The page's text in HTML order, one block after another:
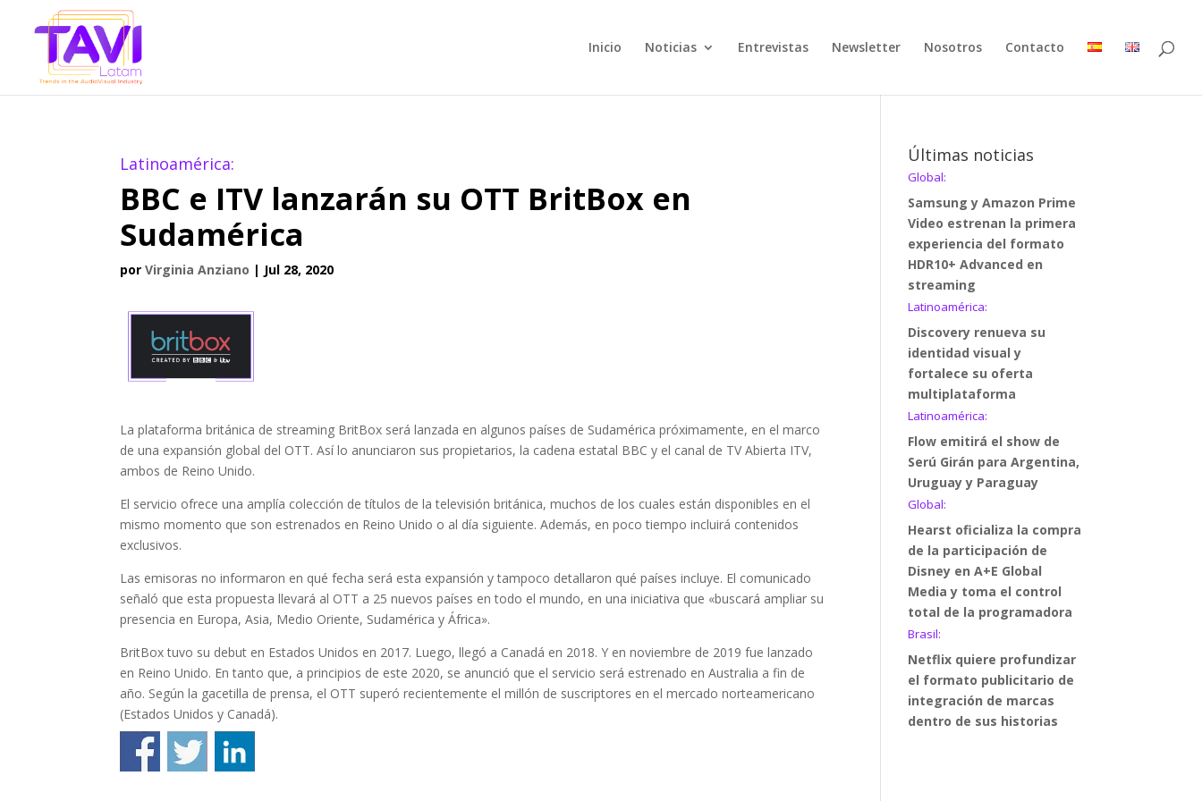
Inicio Noticias Entrevistas Newsletter Nosotros Contacto
Latinoamérica:
BBC e ITV lanzarán su OTT BritBox en
Sudamérica
porVirginia Anziano | Jul 28, 2020
La plataforma británica de streaming BritBox será lanzada en algunos países de Sudamérica próximamente, en el marco
de una expansión global del OTT. Así lo anunciaron sus propietarios, la cadena estatal BBC y el canal de TV Abierta ITV,
ambos de Reino Unido.
El servicio ofrece una amplía colección de títulos de la televisión británica, muchos de los cuales están disponibles en el
mismo momento que son estrenados en Reino Unido o al día siguiente. Además, en poco tiempo incluirá contenidos
exclusivos.
Las emisoras no informaron en qué fecha será esta expansión y tampoco detallaron qué países incluye. El comunicado
señaló que esta propuesta llevará al OTT a 25 nuevos países en todo el mundo, en una iniciativa que «buscará ampliar su
presencia en Europa, Asia, Medio Oriente, Sudamérica y África».
BritBox tuvo su debut en Estados Unidos en 2017. Luego, llegó a Canadá en 2018. Y en noviembre de 2019 fue lanzado
en Reino Unido. En tanto que, a principios de este 2020, se anunció que el servicio será estrenado en Australia a fin de
año. Según la gacetilla de prensa, el OTT superó recientemente el millón de suscriptores en el mercado norteamericano
(Estados Unidos y Canadá).
Últimas noticias
Global:
Samsung y Amazon Prime
Video estrenan la primera
experiencia del formato
HDR10+ Advanced en
streaming
Latinoamérica:
Discovery renueva su
identidad visual y
fortalece su oferta
multiplataforma
Latinoamérica:
Flow emitirá el show de
Serú Girán para Argentina,
Uruguay y Paraguay
Global:
Hearst oficializa la compra
de la participación de
Disney en A+E Global
Media y toma el control
total de la programadora
Brasil:
Netflix quiere profundizar
el formato publicitario de
integración de marcas
dentro de sus historias